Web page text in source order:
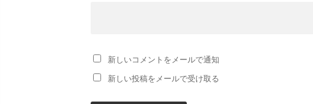
新しいコメントをメールで通知
新しい投稿をメールで受け取る